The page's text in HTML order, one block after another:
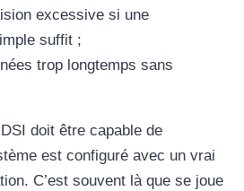
excessive si une
suffit ;
trop longtemps sans
doit être capable de
est configuré avec un vrai
C’est souvent là que se joue